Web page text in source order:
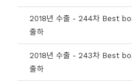
2018년 수출 - 244차 Best
출하
2018년 수출 - 243차 Best
출하